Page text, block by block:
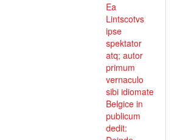
Ea
Lintscotvs
ipse
spektator
atq; autor
primum
vernaculo
sibi idiomate
Belgice in
publicum
dedit: